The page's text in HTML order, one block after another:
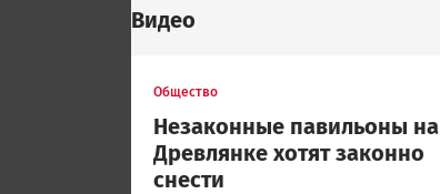
Видео
Общество
Незаконные павильоны на
Древлянке хотят законно
снести